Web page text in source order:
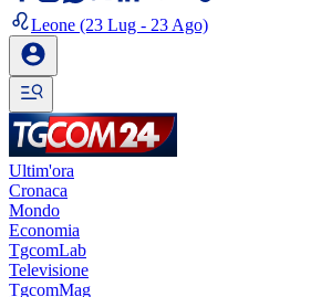
Leone (23 Lug - 23 Ago)
Ultim'ora
Cronaca
Mondo
Economia
TgcomLab
Televisione
TgcomMag